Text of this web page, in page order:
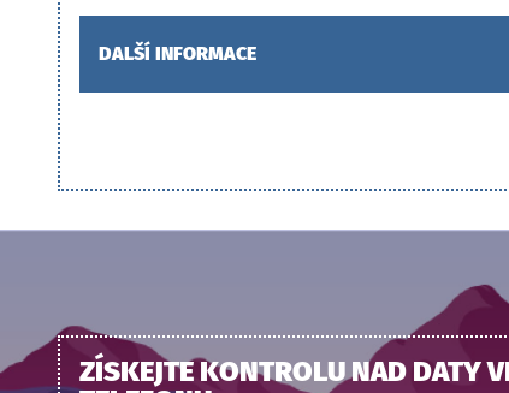
DALŠÍ INFORMACE
ZÍSKEJTE KONTROLU NAD DATY